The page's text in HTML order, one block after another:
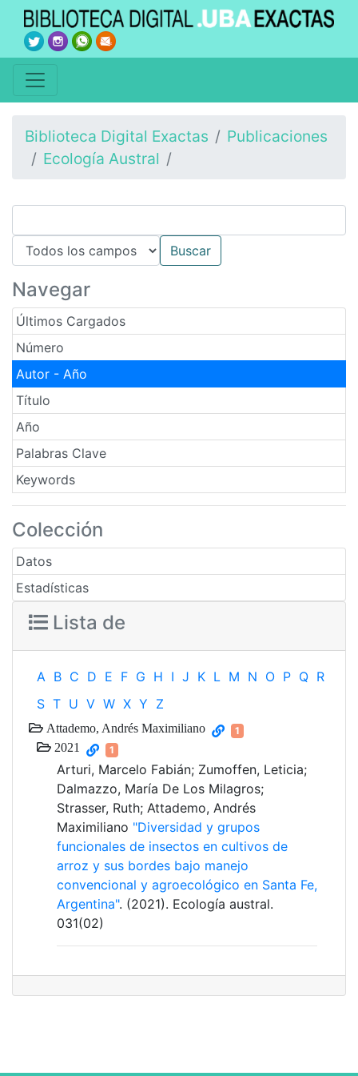
Biblioteca Digital Exactas
Publicaciones
Ecología Austral
Navegar
Últimos Cargados
Número
Autor - Año
Título
Año
Palabras Clave
Keywords
Colección
Datos
Estadísticas
Lista de
A B C D E F G H I J K L M N O P Q R
S T U V W X Y Z
Attademo, Andrés Maximiliano 1
2021 1
Arturi, Marcelo Fabián; Zumoffen, Leticia;
Dalmazzo, María De Los Milagros;
Strasser, Ruth; Attademo, Andrés
Maximiliano "Diversidad y grupos
funcionales de insectos en cultivos de
arroz y sus bordes bajo manejo
convencional y agroecológico en Santa Fe,
Argentina". (2021). Ecología austral.
031(02)